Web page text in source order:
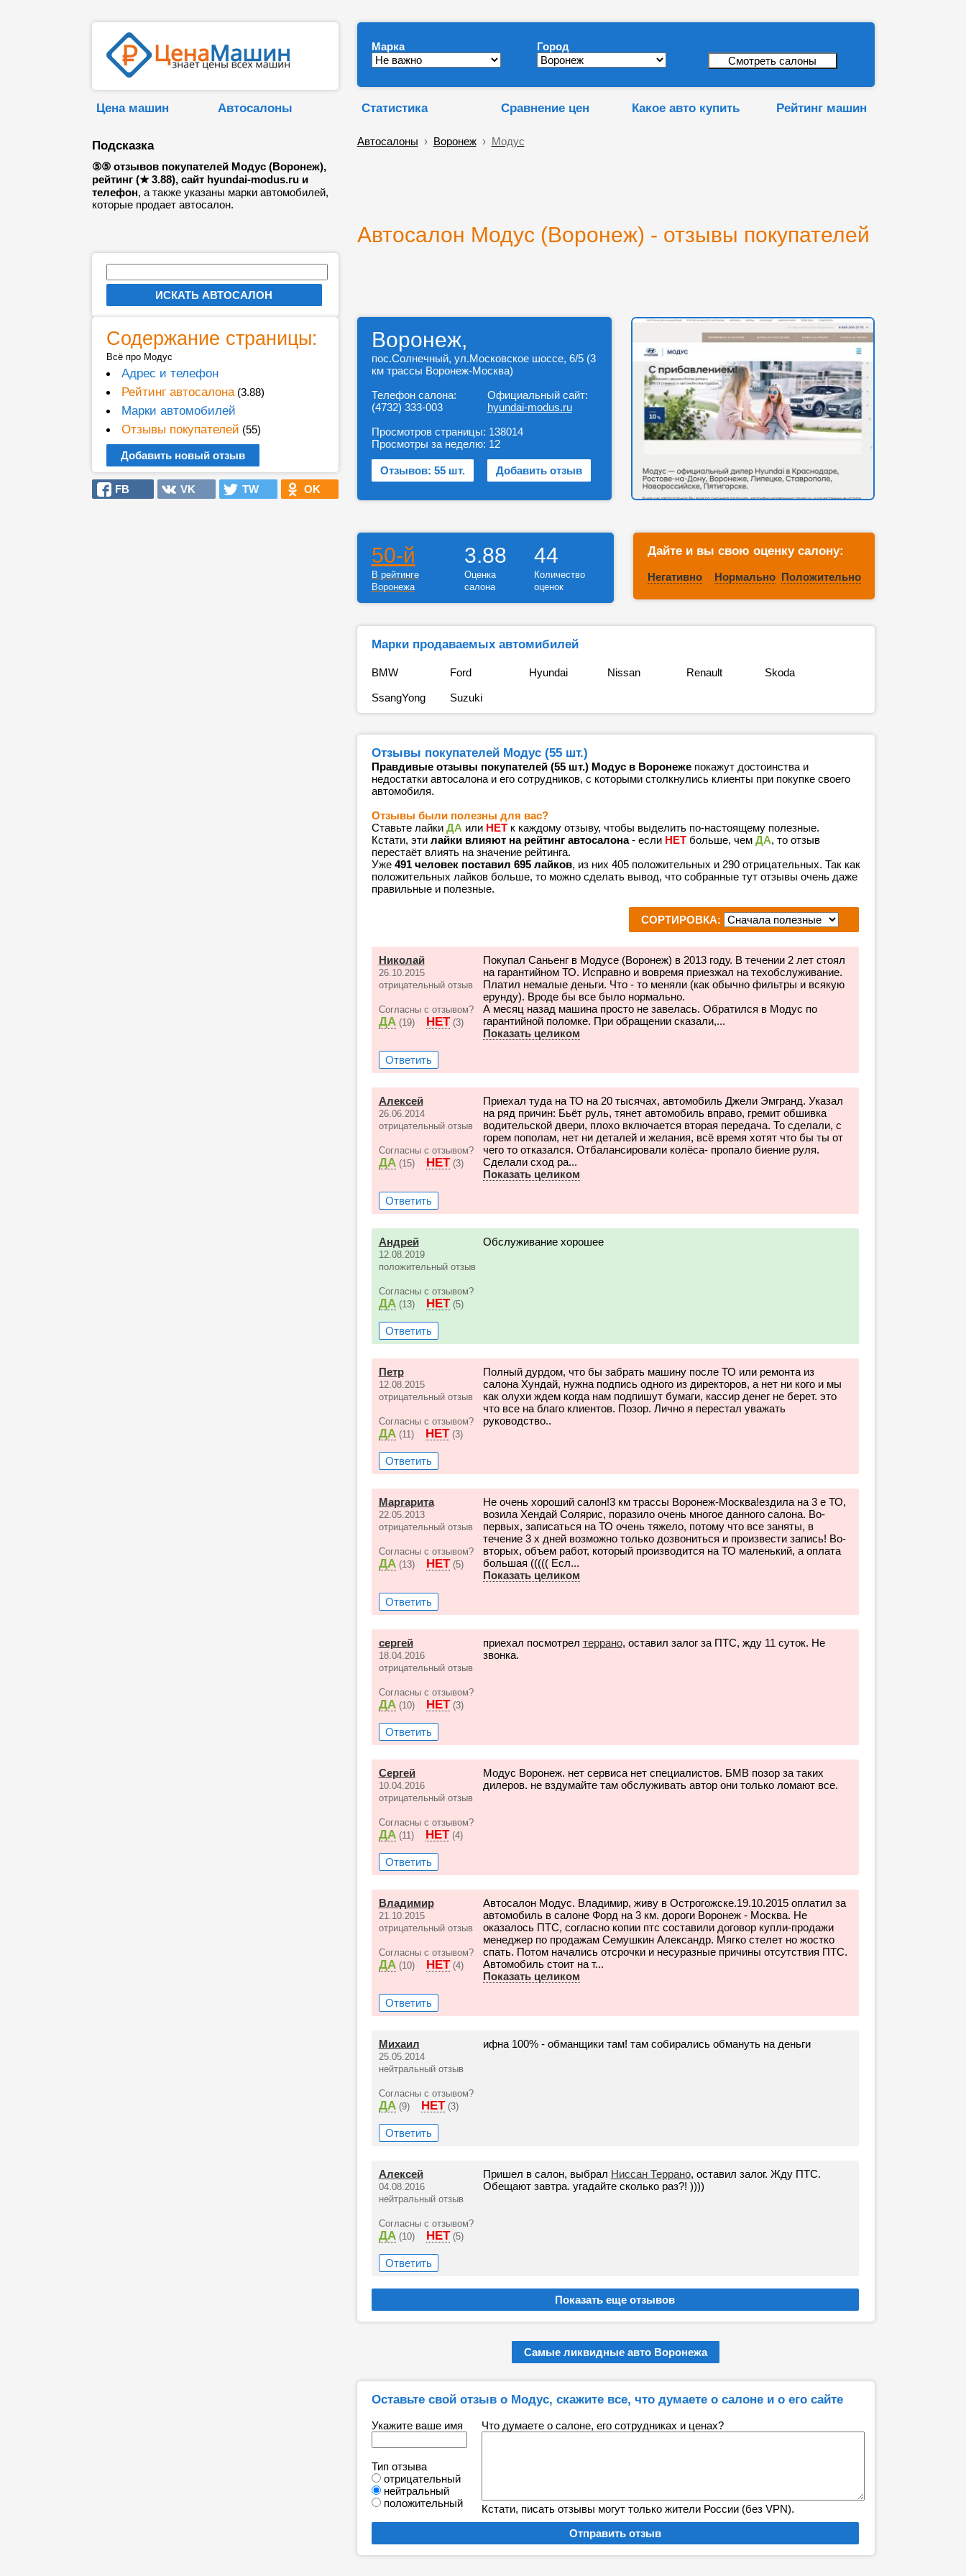
Марка Город
Цена машин Автосалоны Статистика Сравнение цен Какое авто купить Рейтинг машин
Подсказка
⑤⑤ отзывов покупателей Модус (Воронеж),
рейтинг (★ 3.88), сайт hyundai-modus.ru и
телефон, а также указаны марки автомобилей,
которые продает автосалон.
Автосалоны › Воронеж› Модус
Автосалон Модус (Воронеж) - отзывы покупателей
Содержание страницы:
Всё про Модус
Адрес и телефон
Рейтинг автосалона(3.88)
Марки автомобилей
Отзывы покупателей (55)
Добавить новый отзыв
FB VK TW OK
Воронеж,
пос.Солнечный, ул.Московское шоссе, 6/5 (3
км трассы Воронеж-Москва)
Телефон салона:
(4732) 333-003
Официальный сайт:
hyundai-modus.ru
Просмотров страницы:
Просмотры за неделю:
138014
12
Отзывов: 55 шт. Добавить отзыв
50-й
В рейтинге
Воронежа
3.88
Оценка
салона
44
Количество
оценок
Дайте и вы свою оценку салону:
Негативно Нормально Положительно
Марки продаваемых автомибилей
BMW Ford Hyundai Nissan Renault Skoda
SsangYong Suzuki
Отзывы покупателей Модус (55 шт.)
Правдивые отзывы покупателей (55 шт.) Модус в Воронежепокажут достоинства и
недостатки автосалона и его сотрудников, с которыми столкнулись клиенты при покупке своего
автомобиля.
Отзывы были полезны для вас?
Ставьте лайки ДА или НЕТк каждому отзыву, чтобы выделить по-настоящему полезные.
Кстати, эти лайки влияют на рейтинг автосалона- если НЕТбольше, чем ДА, то отзыв
перестаёт влиять на значение рейтинга.
Уже 491 человек поставил 695 лайков, из них 405 положительных и 290 отрицательных. Так как
положительных лайков больше, то можно сделать вывод, что собранные тут отзывы очень даже
правильные и полезные.
СОРТИРОВКА:
Николай
26.10.2015
отрицательный отзыв
Согласны с отзывом?
ДА (19) НЕТ (3)
Покупал Саньенг в Модусе (Воронеж) в 2013 году. В течении 2 лет стоял
на гарантийном ТО. Исправно и вовремя приезжал на техобслуживание.
Платил немалые деньги. Что - то меняли (как обычно фильтры и всякую
ерунду). Вроде бы все было нормально.
А месяц назад машина просто не завелась. Обратился в Модус по
гарантийной поломке. При обращении сказали,...
Показать целиком
Ответить
Алексей
26.06.2014
отрицательный отзыв
Согласны с отзывом?
ДА (15) НЕТ (3)
Приехал туда на ТО на 20 тысячах, автомобиль Джели Эмгранд. Указал
на ряд причин: Бьёт руль, тянет автомобиль вправо, гремит обшивка
водительской двери, плохо включается вторая передача. То сделали, с
горем пополам, нет ни деталей и желания, всё время хотят что бы ты от
чего то отказался. Отбалансировали колёса- пропало биение руля.
Сделали сход ра...
Показать целиком
Ответить
Андрей
12.08.2019
положительный отзыв
Согласны с отзывом?
ДА (13) НЕТ (5)
Обслуживание хорошее
Ответить
Петр
12.08.2015
отрицательный отзыв
Согласны с отзывом?
ДА (11) НЕТ (3)
Полный дурдом, что бы забрать машину после ТО или ремонта из
салона Хундай, нужна подпись одного из директоров, а нет ни кого и мы
как олухи ждем когда нам подпишут бумаги, кассир денег не берет. это
что все на благо клиентов. Позор. Лично я перестал уважать
руководство..
Ответить
Маргарита
22.05.2013
отрицательный отзыв
Согласны с отзывом?
ДА (13) НЕТ (5)
Не очень хороший салон!3 км трассы Воронеж-Москва!ездила на 3 е ТО,
возила Хендай Солярис, поразило очень многое данного салона. Во-
первых, записаться на ТО очень тяжело, потому что все заняты, в
течение 3 х дней возможно только дозвониться и произвести запись! Во-
вторых, объем работ, который производится на ТО маленький, а оплата
большая ((((( Есл...
Показать целиком
Ответить
сергей
18.04.2016
отрицательный отзыв
Согласны с отзывом?
ДА (10) НЕТ (3)
приехал посмотрел террано, оставил залог за ПТС, жду 11 суток. Не
звонка.
Ответить
Сергей
10.04.2016
отрицательный отзыв
Согласны с отзывом?
ДА (11) НЕТ (4)
Модус Воронеж. нет сервиса нет специалистов. БМВ позор за таких
дилеров. не вздумайте там обслуживать автор они только ломают все.
Ответить
Владимир
21.10.2015
отрицательный отзыв
Согласны с отзывом?
ДА (10) НЕТ (4)
Автосалон Модус. Владимир, живу в Острогожске.19.10.2015 оплатил за
автомобиль в салоне Форд на 3 км. дороги Воронеж - Москва. Не
оказалось ПТС, согласно копии птс составили договор купли-продажи
менеджер по продажам Семушкин Александр. Мягко стелет но жостко
спать. Потом начались отсрочки и несуразные причины отсутствия ПТС.
Автомобиль стоит на т...
Показать целиком
Ответить
Михаил
25.05.2014
нейтральный отзыв
Согласны с отзывом?
ДА (9) НЕТ (3)
ифна 100% - обманщики там! там собирались обмануть на деньги
Ответить
Алексей
04.08.2016
нейтральный отзыв
Согласны с отзывом?
ДА (10) НЕТ (5)
Пришел в салон, выбрал Ниссан Террано, оставил залог. Жду ПТС.
Обещают завтра. угадайте сколько раз?! ))))
Ответить
Самые ликвидные авто Воронежа
Оставьте свой отзыв о Модус, скажите все, что думаете о салоне и о его сайте
Укажите ваше имя
Тип отзыва
отрицательный
нейтральный
положительный
Что думаете о салоне, его сотрудниках и ценах?
Кстати, писать отзывы могут только жители России (без VPN).